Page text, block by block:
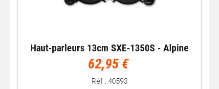
Haut-parleurs 13cm SXE-1350S - Alpine
62,95 €
Réf : 40593